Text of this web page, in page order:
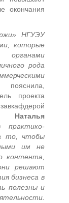
окончания
НГУЭУ
которые
рода
пояснила,
проекта
Наталья
то, чтобы
им не
контента,
решают
бизнеса в
полезны и